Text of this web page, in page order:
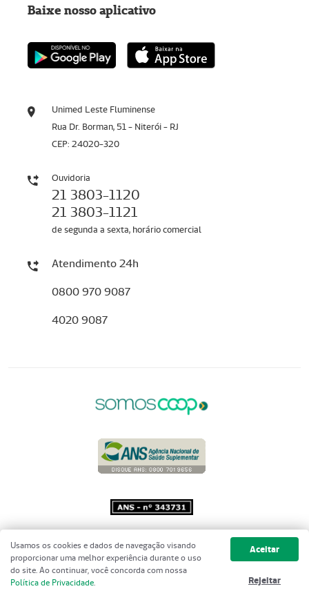
Unimed Leste Fluminense
Rua Dr. Borman, 51 - Niterói - RJ
CEP: 24020-320
Ouvidoria
21 3803-1120
21 3803-1121
de segunda a sexta, horário comercial
Atendimento 24h
0800 970 9087
4020 9087
Baixe nosso aplicativo
Copyright 2001 - 2026 Unimed do
Brasil - Todos os direitos reservados
Usamos os cookies e dados de navegação visando
proporcionar uma melhor experiência durante o uso
do site. Ao continuar, você concorda com nossa
Política de Privacidade.
Aceitar
Rejeitar